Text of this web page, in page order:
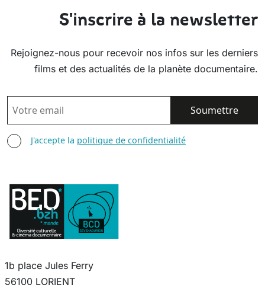
S'inscrire à la newsletter
Rejoignez-nous pour recevoir nos infos sur les derniers
films et des actualités de la planète documentaire.
EMAIL
AGREE TERMS
J'accepte la politique de confidentialité
1b place Jules Ferry
56100 LORIENT